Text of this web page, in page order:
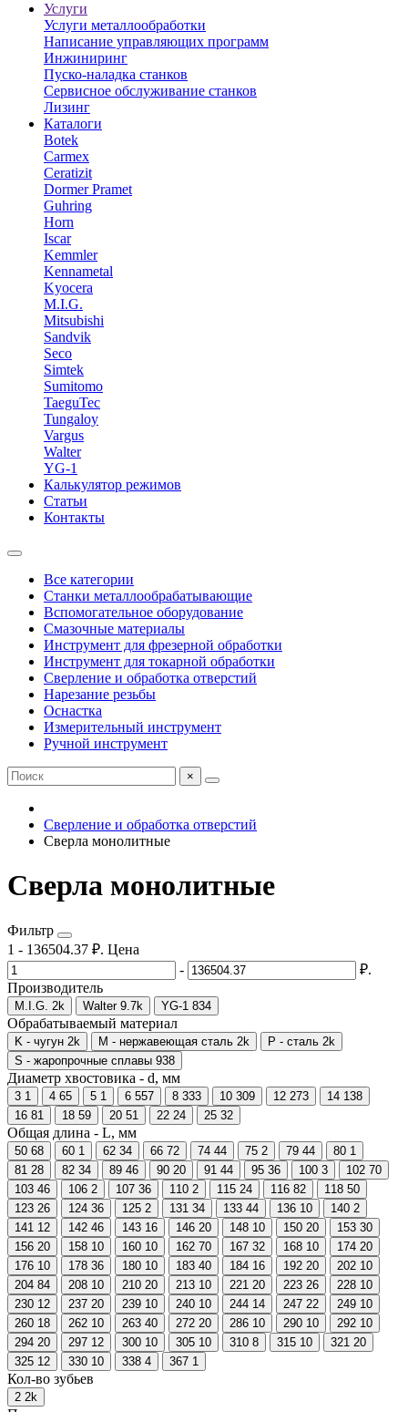
Услуги
Услуги металлообработки
Написание управляющих программ
Инжиниринг
Пуско-наладка станков
Сервисное обслуживание станков
Лизинг
Каталоги
Botek
Carmex
Ceratizit
Dormer Pramet
Guhring
Horn
Iscar
Kemmler
Kennametal
Kyocera
M.I.G.
Mitsubishi
Sandvik
Seco
Simtek
Sumitomo
TaeguTec
Tungaloy
Vargus
Walter
YG-1
Калькулятор режимов
Статьи
Контакты
Все категории
Станки металлообрабатывающие
Вспомогательное оборудование
Смазочные материалы
Инструмент для фрезерной обработки
Инструмент для токарной обработки
Сверление и обработка отверстий
Нарезание резьбы
Оснастка
Измерительный инструмент
Ручной инструмент
×
Сверление и обработка отверстий
Сверла монолитные
Сверла монолитные
Фильтр
1 - 136504.37 ₽. Цена
-
₽.
Производитель
M.I.G. 2k Walter 9.7k YG-1 834
Обрабатываемый материал
K - чугун 2k M - нержавеющая сталь 2k P - сталь 2k
S - жаропрочные сплавы 938
Диаметр хвостовика - d, мм
3 1 4 65 5 1 6 557 8 333 10 309 12 273 14 138
16 81 18 59 20 51 22 24 25 32
Общая длина - L, мм
50 68 60 1 62 34 66 72 74 44 75 2 79 44 80 1
81 28 82 34 89 46 90 20 91 44 95 36 100 3 102 70
103 46 106 2 107 36 110 2 115 24 116 82 118 50
123 26 124 36 125 2 131 34 133 44 136 10 140 2
141 12 142 46 143 16 146 20 148 10 150 20 153 30
156 20 158 10 160 10 162 70 167 32 168 10 174 20
176 10 178 36 180 10 183 40 184 16 192 20 202 10
204 84 208 10 210 20 213 10 221 20 223 26 228 10
230 12 237 20 239 10 240 10 244 14 247 22 249 10
260 18 262 10 263 40 272 20 286 10 290 10 292 10
294 20 297 12 300 10 305 10 310 8 315 10 321 20
325 12 330 10 338 4 367 1
Кол-во зубьев
2 2k